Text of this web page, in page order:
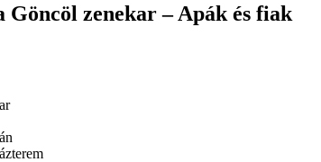
Göncöl zenekar – Apák és fiak